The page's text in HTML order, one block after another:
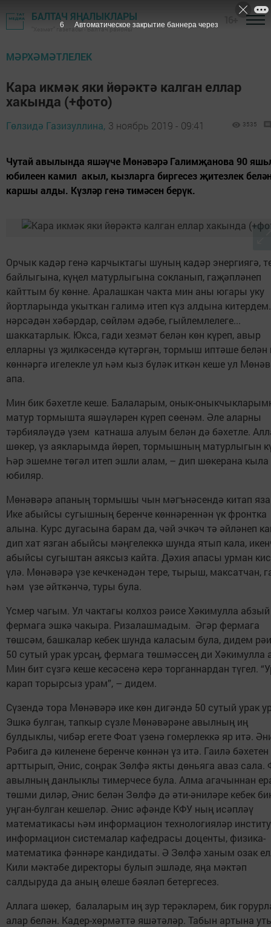
БАЛТАЧ ЯҢАЛЫКЛАРЫ
"Хезмәт" газетасы - Балтач районы
МӘРХӘМӘТЛЕЛЕК
Кара икмәк яки йөрәктә калган еллар
хакында (+фото)
Гөлзидә Газизуллина, 3 ноябрь 2019 - 09:41 3535
Чутай авылында яшәүче Мөнәвәрә Галимҗанова 90
юбилеен камил акыл, кызларга биргесез җитезлек
каршы алды. Күзләр генә тимәсен берүк.
Орчык кадәр генә карчыктагы шуның кадәр энергиягә,
байлыгына, күңел матурлыгына сокланып, гаҗәпләнеп
кайттым бу көнне. Аралашкан чакта мин аны югары уку
йортларында укыткан галимә итеп күз алдына
нәрсәдән хәбәрдар, сөйләм әдәбе, гыйлемлелеге...
шаккатарлык. Юкса, гади хезмәт белән көн күреп, авыр
елларны үз җилкәсендә күтәргән, тормыш иптәше белән
көннәргә игелекле ул һәм кыз бүләк иткән кеше ул
апа.
Мин бик бәхетле кеше. Балаларым, онык-
матур тормышта яшәүләрен күреп сөенәм. Әле аларны
тәрбияләүдә үзем катнаша алуым белән дә бәхетле.
шөкер, үз аякларымда йөреп, тормышның матурлыгын
Һәр эшемне төгәл итеп эшли алам, – дип шөкерана кыла
юбиляр.
Мөнәвәрә апаның тормышы чын мәгънәсендә китап
Ике абыйсы сугышның беренче көннәреннән үк фронтка
алына. Курс дугасына барам да, чәй эчкәч тә әйләнеп
дип хат язган абыйсы мәңгелеккә шунда ятып кала,
абыйсы сугыштан аяксыз кайта. Дәхия апасы урман
үлә. Мөнәвәрә үзе кечкенәдән тере, тырыш, максатчан,
һәм үзе әйткәнчә, туры була.
Үсмер чагым. Ул чактагы колхоз рәисе Хәкимулла абзый
фермага эшкә чакыра. Ризалашмадым. Әгәр фермага
төшсәм, башкалар кебек шунда каласым була, дидем
50 сутый урак урсаң, фермага төшмәссең ди Хәкимулла
Мин бит сүзгә кеше кесәсенә керә торганнардан түгел.
карап торырсыз урам”, – дидем.
Сүзендә тора Мөнәвәрә ике көн дигәндә 50 сутый урак
Эшкә булган, тапкыр сүзле Мөнәвәрәне авылның иң
булдыклы, чибәр егете Фоат үзенә гомерлеккә яр итә.
Рәбига дә киленене беренче көннән үз итә. Гаилә бәхетен
арттырып, Әнис, соңрак Зөлфә якты дөньяга аваз сала.
авылның данлыклы тимерчесе була. Алма агачыннан
төшми диләр, Әнис белән Зөлфә дә әти-әниләре кебек
уңган-булган кешеләр. Әнис әфәнде КФУ ның исәпләү
математикасы һәм информацион технологияләр
информацион системалар кафедрасы доценты, физика-
математика фәннәре кандидаты. Ә Зөлфә ханым озак
Кили мәктәбе директоры булып эшләде, яңа мәктәп
салдыруда да аның өлеше бәяләп бетергесез.
Аллага шөкер, балаларым иң зур терәкләрем, бик
алар белән. Кадер-хөрмәттә яшәтәләр. Табын артына
5 Автоматическое закрытие баннера через